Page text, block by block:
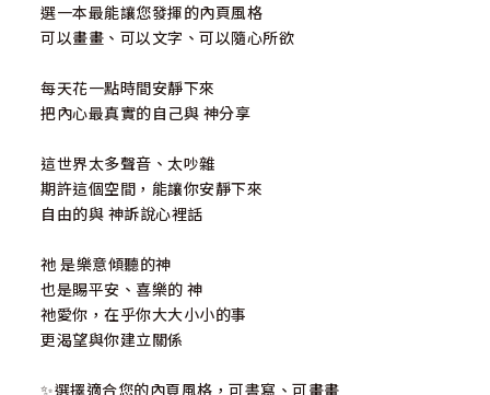
選一本最能讓您發揮的內頁風格
可以畫畫、可以文字、可以隨心所欲
每天花一點時間安靜下來
把內心最真實的自己與 神分享
這世界太多聲音、太吵雜
期許這個空間，能讓你安靜下來
自由的與 神訴說心裡話
祂 是樂意傾聽的神
也是賜平安、喜樂的 神
祂愛你，在乎你大大小小的事
更渴望與你建立關係
✨️選擇適合您的內頁風格，可書寫、可畫畫